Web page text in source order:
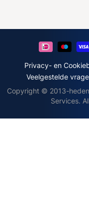
e
o
z
Privacy- en
Veelgestelde
Copyright © 2013-
Services.